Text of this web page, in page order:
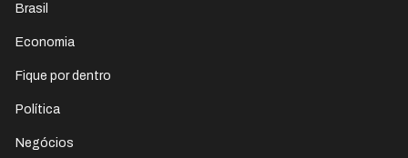
Brasil
Economia
Fique por dentro
Política
Negócios